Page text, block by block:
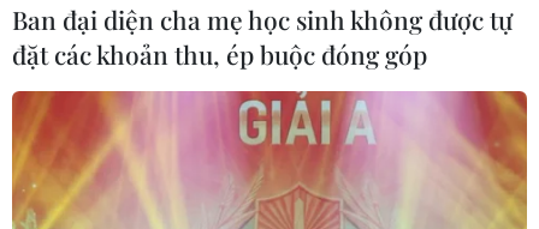
Ban đại diện cha mẹ học sinh không được tự
đặt các khoản thu, ép buộc đóng góp